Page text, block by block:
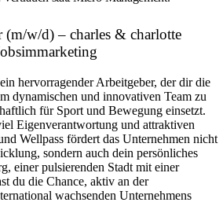
(m/w/d) – charles & charlotte
hervorragender Arbeitgeber, der dir die
dynamischen und innovativen Team zu
für Sport und Bewegung einsetzt.
Eigenverantwortung und attraktiven
Wellpass fördert das Unternehmen nicht
sondern auch dein persönliches
einer pulsierenden Stadt mit einer
du die Chance, aktiv an der
wachsenden Unternehmens